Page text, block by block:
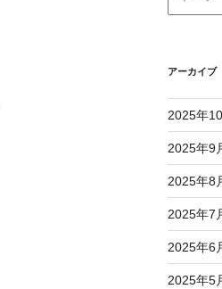
アーカイブ
2025年
2025年9
2025年8
2025年7
2025年6
2025年5